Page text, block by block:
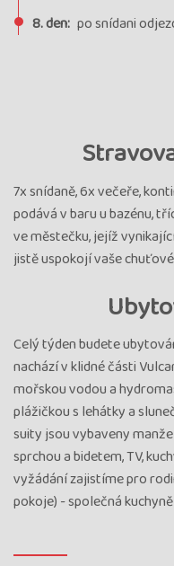
8. den: po snídani
7x snídaně, 6x večeře,
podává v baru u bazénu,
ve městečku, jejíž
jistě uspokojí vaše
Celý týden budete
nachází v klidné části
mořskou vodou a
plážičkou s lehátky a
suity jsou vybaveny
sprchou a bidetem, TV,
vyžádání zajistíme pro
pokoje) - společná